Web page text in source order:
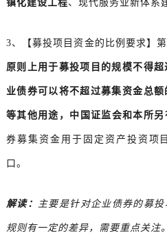
镇化建设工程、现代服务业新体系
3、【募投项目资金的比例要求】第
原则上用于募投项目的规模不得
业债券可以将不超过募集资金总
等其他用途，中国证监会和本所
券募集资金用于固定资产投资项
口。
解读： 主要是针对企业债券的募
规则有一定的差异，需要重点关注。